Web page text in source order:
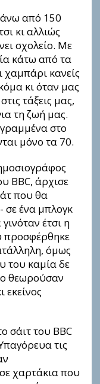
από 150
κι αλλιώς
σχολείο. Με
κάτω από τα
κανείς
κι όταν μας
τάξεις μας,
τη ζωή μας.
στο
μόνο τα 70.
BBC, άρχισε
που θα
ένα μπλογκ
έτσι η
προσφέρθηκε
όμως
του καμία δε
θεωρούσαν
εκείνος
σάιτ του BBC
τις
χαρτάκια που